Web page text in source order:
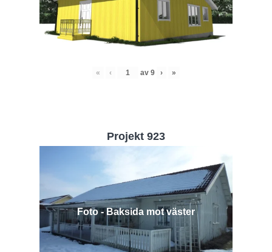
« ‹ av 9 › »
Projekt 923
Foto - Baksida mot väster